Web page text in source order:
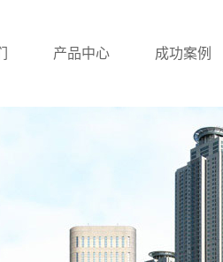
产品中心 成功案例
客户案例